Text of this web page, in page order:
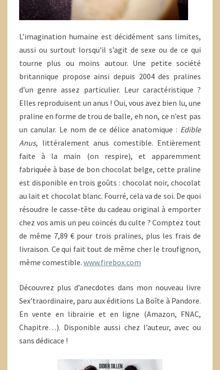
L’imagination humaine est décidément sans limites,
aussi ou surtout lorsqu’il s’agit de sexe ou de ce qui
tourne plus ou moins autour. Une petite société
britannique propose ainsi depuis 2004 des pralines
d’un genre assez particulier. Leur caractéristique ?
Elles reproduisent un anus ! Oui, vous avez bien lu, une
praline en forme de trou de balle, eh non, ce n’est pas
un canular. Le nom de ce délice anatomique : Edible
Anus, littéralement anus comestible. Entièrement
faite à la main (on respire), et apparemment
fabriquée à base de bon chocolat belge, cette praline
est disponible en trois goûts : chocolat noir, chocolat
au lait et chocolat blanc. Fourré, cela va de soi. De quoi
résoudre le casse-tête du cadeau original à emporter
chez vos amis un peu coincés du culte ? Comptez tout
de même 7,89 € pour trois pralines, plus les frais de
livraison. Ce qui fait tout de même cher le troufignon,
même comestible. www.firebox.com
Découvrez plus d’anecdotes dans mon nouveau livre
Sex’traordinaire, paru aux éditions La Boîte à Pandore.
En vente en librairie et en ligne (Amazon, FNAC,
Chapitre…). Disponible aussi chez l’auteur, avec ou
sans dédicace !